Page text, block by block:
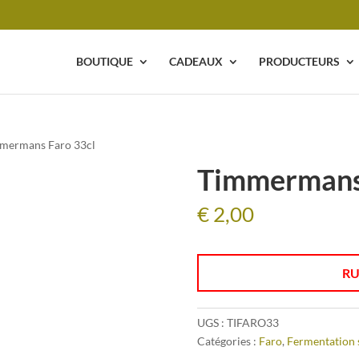
BOUTIQUE CADEAUX PRODUCTEURS
Faro 33cl
€2,00
UGS : TIFARO33
Catégories : Faro, Fermentation